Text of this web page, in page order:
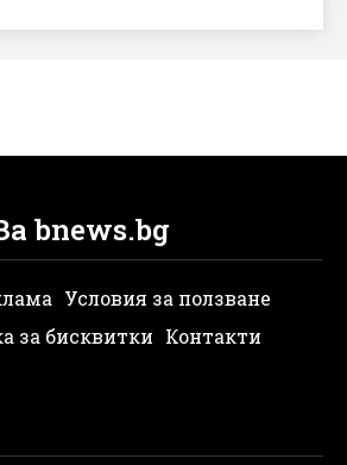
bnews.bg
Условия за ползване
за бисквитки Контакти